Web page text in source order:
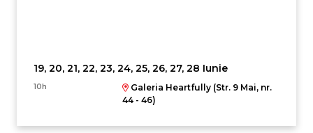
19, 20, 21, 22, 23, 24, 25, 26, 27, 28 Iunie
10h
Galeria Heartfully (Str. 9 Mai, nr.
44 - 46)